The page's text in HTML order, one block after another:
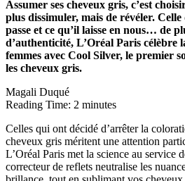
Assumer ses cheveux gris, c’est
plus dissimuler, mais de révéler.
passe et ce qu’il laisse en nous… de
d’authenticité, L’Oréal Paris célèbre
femmes avec Cool Silver, le premier
les cheveux gris.
Magali Duqué
Reading Time: 2 minutes
Celles qui ont décidé d’arrêter la
cheveux gris méritent une attention
L’Oréal Paris met la science au service
correcteur de reflets neutralise les